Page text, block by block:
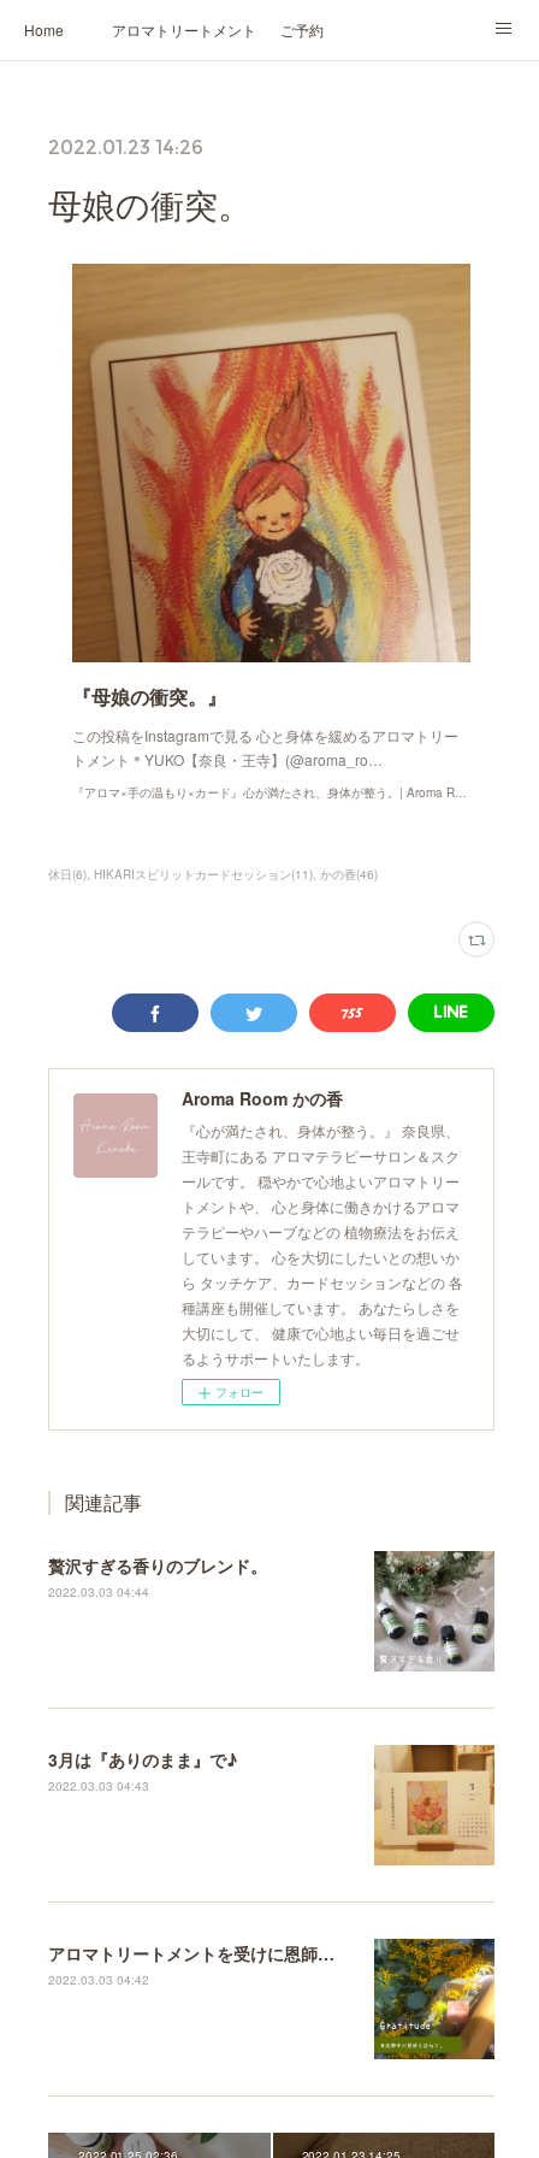
Home アロマトリートメント ご予約
プロフィール
2022.01.23 14:26
母娘の衝突。
『母娘の衝突。』
この投稿をInstagramで見る 心と身体を緩めるアロマトリー
トメント＊YUKO【奈良・王寺】(@aroma_ro…
『アロマ×手の温もり×カード』心が満たされ、身体が整う。| Aroma Room かの香
休日(6) HIKARIスピリットカードセッション(11) かの香(46)
Aroma Room かの香
『心が満たされ、身体が整う。』 奈良県、
王寺町にある アロマテラピーサロン＆スク
ールです。 穏やかで心地よいアロマトリー
トメントや、 心と身体に働きかけるアロマ
テラピーやハーブなどの 植物療法をお伝え
しています。 心を大切にしたいとの想いか
ら タッチケア、カードセッションなどの 各
種講座も開催しています。 あなたらしさを
大切にして、 健康で心地よい毎日を過ごせ
るようサポートいたします。
フォロー
関連記事
贅沢すぎる香りのブレンド。
2022.03.03 04:44
3月は『ありのまま』で♪
2022.03.03 04:43
アロマトリートメントを受けに恩師のもとへ♪
2022.03.03 04:42